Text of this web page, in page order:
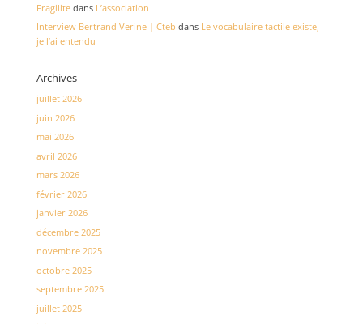
Fragilitedans L’association
Interview Bertrand Verine | Cteb dans Le vocabulaire tactile existe,
je l’ai entendu
Archives
juillet 2026
juin 2026
mai 2026
avril 2026
mars 2026
février 2026
janvier 2026
décembre 2025
novembre 2025
octobre 2025
septembre 2025
juillet 2025